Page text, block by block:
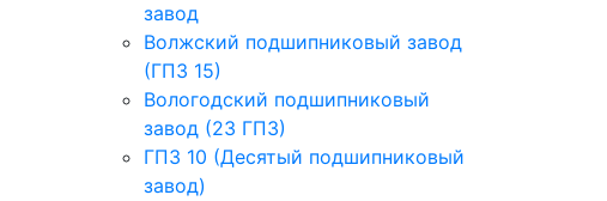
завод
Волжский подшипниковый завод
(ГПЗ 15)
Вологодский подшипниковый
завод (23 ГПЗ)
ГПЗ 10 (Десятый подшипниковый
завод)